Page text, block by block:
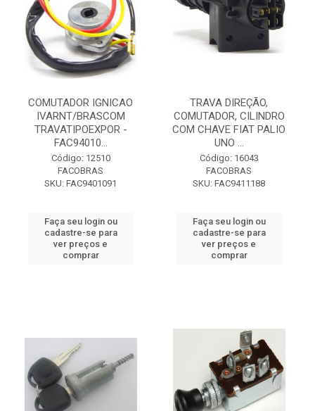
COMUTADOR IGNICAO
IVARNT/BRASCOM
TRAVATIPOEXPOR -
FAC94010...
Código: 12510
FACOBRAS
SKU: FAC9401091
Faça seu login ou
cadastre-se para
ver preços e
comprar
TRAVA DIREÇÃO,
COMUTADOR, CILINDRO
COM CHAVE FIAT PALIO
UNO ...
Código: 16043
FACOBRAS
SKU: FAC9411188
Faça seu login ou
cadastre-se para
ver preços e
comprar